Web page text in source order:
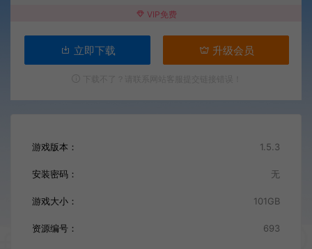
VIP免费
立即下载 升级会员
游戏版本： 1.5.3
安装密码： 无
游戏大小： 101GB
资源编号： 693